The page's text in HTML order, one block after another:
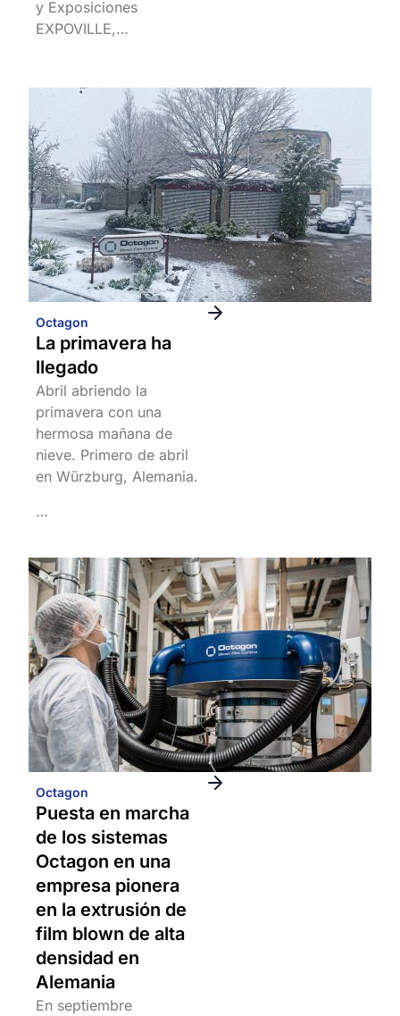
y Exposiciones
EXPOVILLE,…
Octagon
La primavera ha
llegado
Abril abriendo la
primavera con una
hermosa mañana de
nieve. Primero de abril
en Würzburg, Alemania.
…
Octagon
Puesta en marcha
de los sistemas
Octagon en una
empresa pionera
en la extrusión de
film blown de alta
densidad en
Alemania
En septiembre